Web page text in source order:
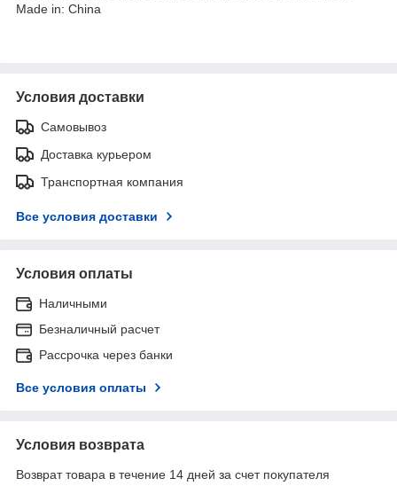
Made in: China
Условия доставки
Самовывоз
Доставка курьером
Транспортная компания
Все условия доставки
Условия оплаты
Наличными
Безналичный расчет
Рассрочка через банки
Все условия оплаты
Условия возврата
Возврат товара в течение 14 дней за счет покупателя